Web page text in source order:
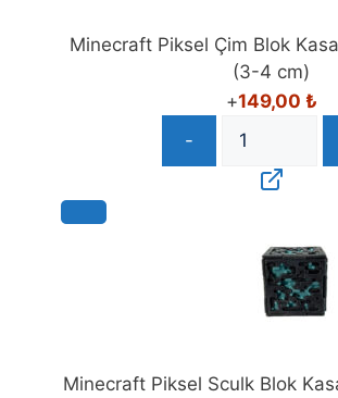
Minecraft Piksel Çim Blok
(3-4 cm)
+149,00 ₺
-
Minecraft Piksel Sculk Blok